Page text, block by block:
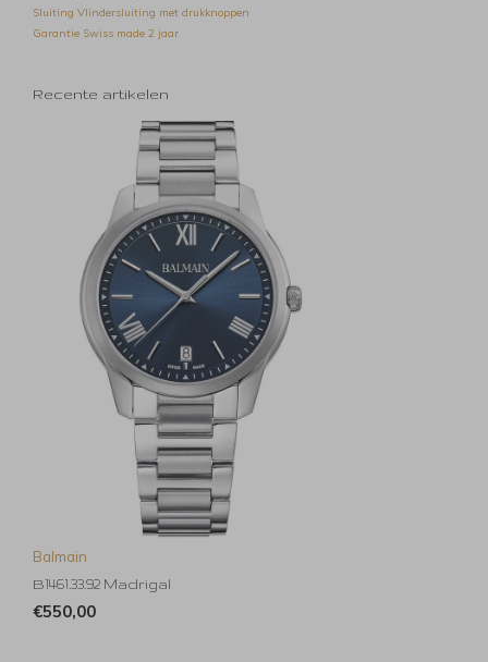
Sluiting Vlindersluiting met drukknoppen
Garantie Swiss made 2 jaar
Recente artikelen
Balmain
B1461.33.92 Madrigal
€550,00